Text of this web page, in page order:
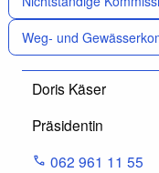
Weg- und
Doris Käser
Präsidentin
062 961 11 55